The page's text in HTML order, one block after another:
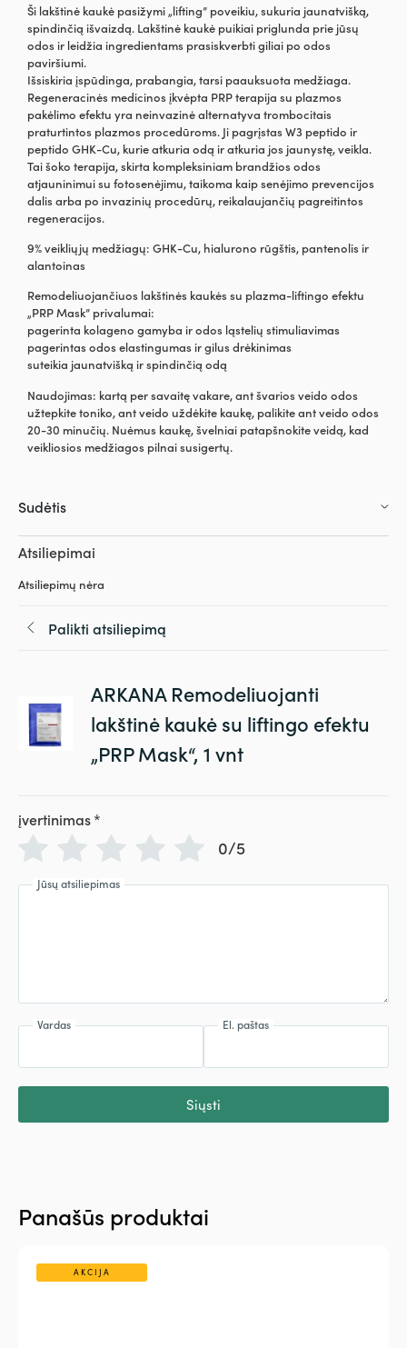
Ši lakštinė kaukė pasižymi „lifting” poveikiu, sukuria jaunatvišką,
spindinčią išvaizdą. Lakštinė kaukė puikiai priglunda prie jūsų
odos ir leidžia ingredientams prasiskverbti giliai po odos
paviršiumi.
Išsiskiria įspūdinga, prabangia, tarsi paauksuota medžiaga.
Regeneracinės medicinos įkvėpta PRP terapija su plazmos
pakėlimo efektu yra neinvazinė alternatyva trombocitais
praturtintos plazmos procedūroms. Ji pagrįstas W3 peptido ir
peptido GHK-Cu, kurie atkuria odą ir atkuria jos jaunystę, veikla.
Tai šoko terapija, skirta kompleksiniam brandžios odos
atjauninimui su fotosenėjimu, taikoma kaip senėjimo prevencijos
dalis arba po invazinių procedūrų, reikalaujančių pagreitintos
regeneracijos.
9% veikliųjų medžiagų: GHK-Cu, hialurono rūgštis, pantenolis ir
alantoinas
Remodeliuojančiuos lakštinės kaukės su plazma-liftingo efektu
„PRP Mask” privalumai:
pagerinta kolageno gamyba ir odos ląstelių stimuliavimas
pagerintas odos elastingumas ir gilus drėkinimas
suteikia jaunatvišką ir spindinčią odą
Naudojimas: kartą per savaitę vakare, ant švarios veido odos
užtepkite toniko, ant veido uždėkite kaukę, palikite ant veido odos
20-30 minučių. Nuėmus kaukę, švelniai patapšnokite veidą, kad
veikliosios medžiagos pilnai susigertų.
Sudėtis
Atsiliepimai
Atsiliepimų nėra
Palikti atsiliepimą
ARKANA Remodeliuojanti
lakštinė kaukė su liftingo efektu
„PRP Mask“, 1 vnt
įvertinimas*
0/5
Jūsų atsiliepimas
Vardas El. paštas
Siųsti
Panašūs produktai
AKCIJA